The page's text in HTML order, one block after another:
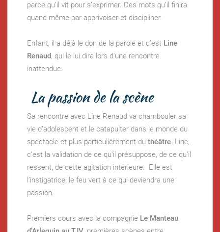
parce qu’il vit pour s’exprimer. Des mots qu’il finira
quand même par apprivoiser et discipliner.
Enfant, il a déjà le don de la parole et c’est Line
Renaud, qui le lui dira lors d’une rencontre
inattendue.
La passion de la scène
Sa rencontre avec Line Renaud va chambouler sa
vie d’adolescent et le catapulter dans le monde du
spectacle et plus particulièrement du théâtre. Line,
c’est la validation de ce qu’il présuppose, de ce qu’il
ressent, de cette agitation intérieure. Elle est
l’instigatrice, le feu vert à ce qui deviendra une
passion.
Premiers cours avec la compagnie Le Manteau